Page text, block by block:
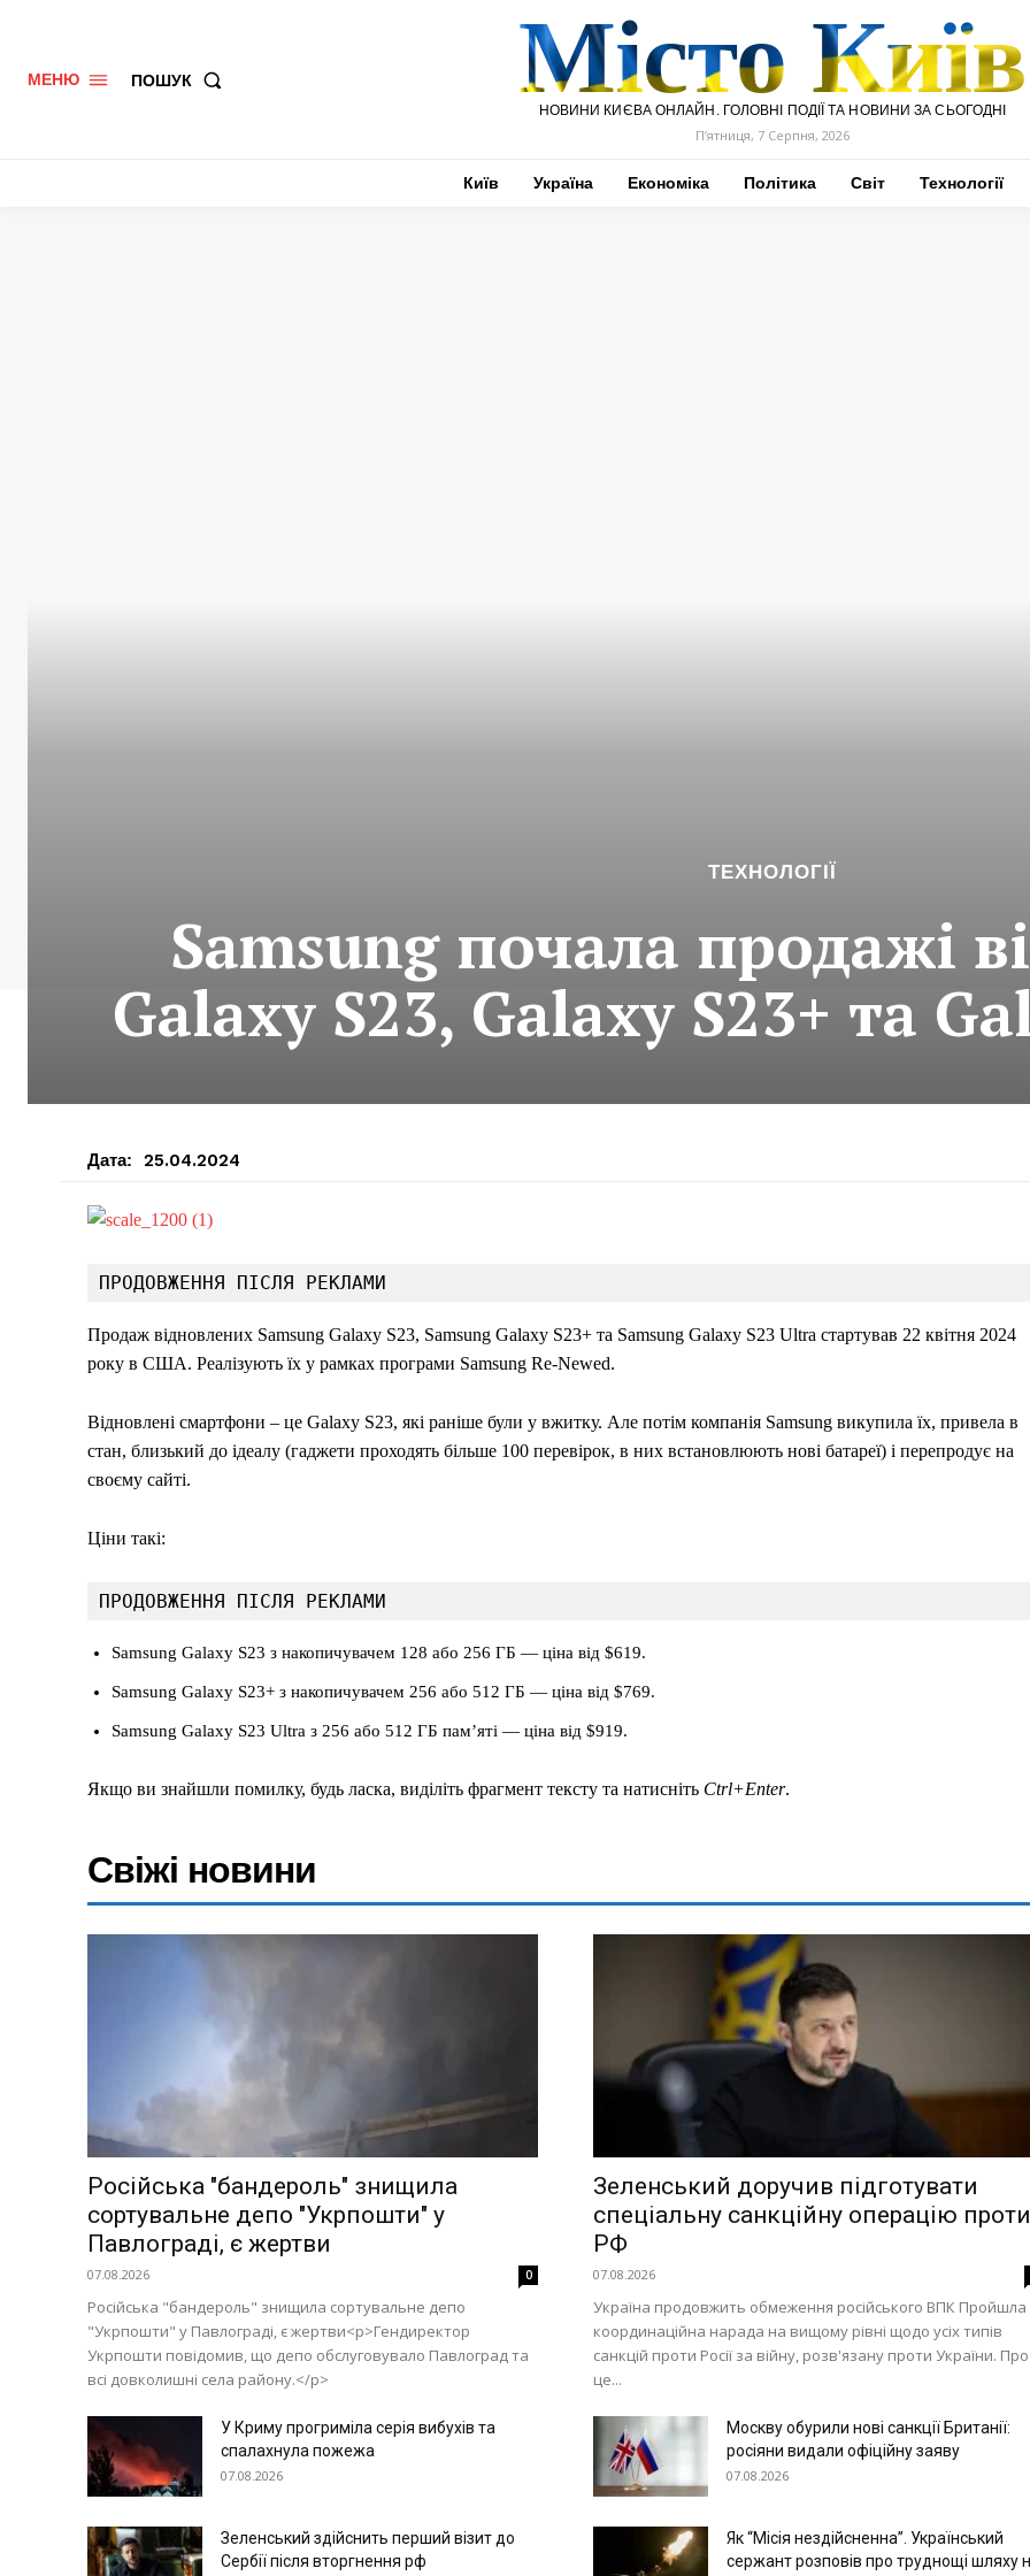
Меню
Економіка
МЕНЮ ПОШУК Місто Київ
НОВИНИ КИЄВА ОНЛАЙН. ГОЛОВНІ ПОДІЇ ТА НОВИНИ ЗА СЬОГОДНІ
П’ятниця, 7 Серпня, 2026
Київ Україна Економіка Політика Світ Технології
ТЕХНОЛОГІЇ
Samsung почала продажі
Galaxy S23, Galaxy S23+ та
Дата: 25.04.2024
ПРОДОВЖЕННЯ ПІСЛЯ РЕКЛАМИ
Продаж відновлених Samsung Galaxy S23, Samsung Galaxy S23+ та Samsung Galaxy S23 Ultra стартував 22 квітня 2024
року в США. Реалізують їх у рамках програми Samsung Re-Newed.
Відновлені смартфони – це Galaxy S23, які раніше були у вжитку. Але потім компанія Samsung викупила їх, привела в
стан, близький до ідеалу (гаджети проходять більше 100 перевірок, в них встановлюють нові батареї) і перепродує на
своєму сайті.
Ціни такі:
ПРОДОВЖЕННЯ ПІСЛЯ РЕКЛАМИ
Samsung Galaxy S23 з накопичувачем 128 або 256 ГБ — ціна від $619.
Samsung Galaxy S23+ з накопичувачем 256 або 512 ГБ — ціна від $769.
Samsung Galaxy S23 Ultra з 256 або 512 ГБ пам’яті — ціна від $919.
Якщо ви знайшли помилку, будь ласка, виділіть фрагмент тексту та натисніть Ctrl+Enter.
Свіжі новини
Російська "бандероль" знищила
сортувальне депо "Укрпошти" у
Павлограді, є жертви
07.08.2026 0
Російська "бандероль" знищила сортувальне депо
"Укрпошти" у Павлограді, є жертви<p>Гендиректор
Укрпошти повідомив, що депо обслуговувало Павлоград та
всі довколишні села району.</p>
Зеленський доручив підготувати
спеціальну санкційну операцію проти
РФ
07.08.2026
Україна продовжить обмеження російського ВПК Пройшла
координаційна нарада на вищому рівні щодо усіх типів
санкцій проти Росії за війну, розв'язану проти України. Про
це...
У Криму прогриміла серія вибухів та
спалахнула пожежа
07.08.2026
Москву обурили нові санкції Британії:
росіяни видали офіційну заяву
07.08.2026
Зеленський здійснить перший візит до
Сербії після вторгнення рф
Як “Місія нездійсненна”. Український
сержант розповів про труднощі шляху